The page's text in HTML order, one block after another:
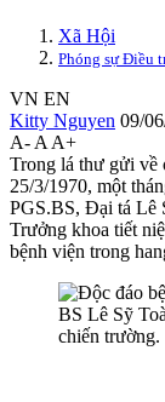
Xã Hội
Phóng sự Điều
VN EN
Kitty Nguyen 09/
A- A A+
Trong lá thư gửi về
25/3/1970, một
PGS.BS, Đại tá Lê
Trưởng khoa tiết
bệnh viện trong
BS Lê Sỹ
chiến trường.